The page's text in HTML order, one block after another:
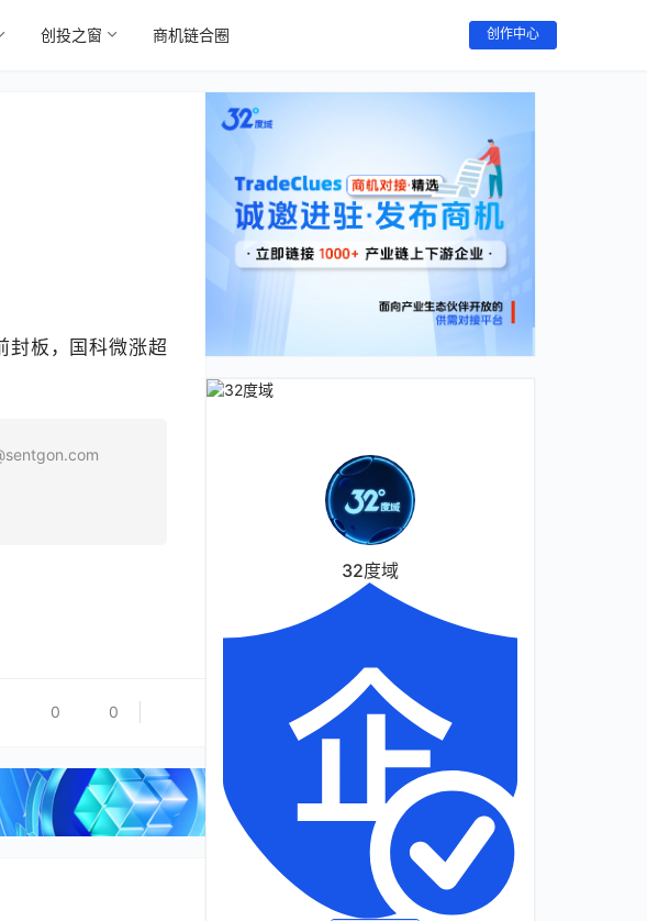
创投之窗 商机链合圈 创作中心
封板，国科微涨超
0 0
32度域